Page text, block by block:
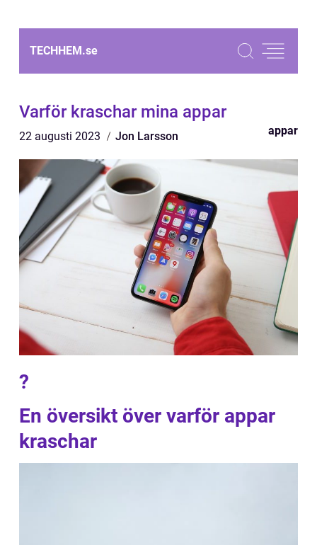
TECHHEM.se
Varför kraschar mina appar
22 augusti 2023 Jon Larsson appar
?
En översikt över varför appar
kraschar